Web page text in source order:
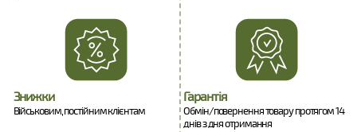
Знижки
Військовим, постійним клієнтам
Гарантія
Обмін/повернення товару протягом 14
днів з дня отримання